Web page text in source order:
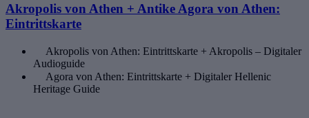
Akropolis von Athen + Antike Agora von Athen:
Eintrittskarte
Akropolis von Athen: Eintrittskarte + Akropolis – Digitaler
Audioguide
Agora von Athen: Eintrittskarte + Digitaler Hellenic
Heritage Guide